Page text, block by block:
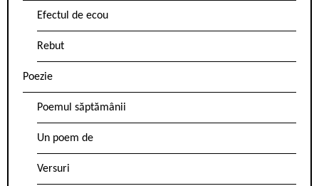
Efectul de ecou
Rebut
Poezie
Poemul săptămânii
Un poem de
Versuri